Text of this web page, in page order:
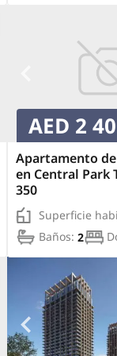
AED 2
Apartamento
en Central Park
350
Superficie
Baños: 2